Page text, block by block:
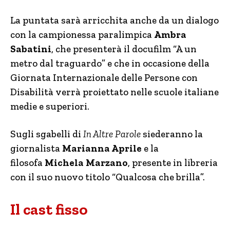
La puntata sarà arricchita anche da un dialogo
con la campionessa paralimpica Ambra
Sabatini, che presenterà il docufilm “A un
metro dal traguardo” e che in occasione della
Giornata Internazionale delle Persone con
Disabilità verrà proiettato nelle scuole italiane
medie e superiori.
Sugli sgabelli di In Altre Parole siederanno la
giornalista Marianna Aprile e la
filosofa Michela Marzano, presente in libreria
con il suo nuovo titolo “Qualcosa che brilla”.
Il cast fisso